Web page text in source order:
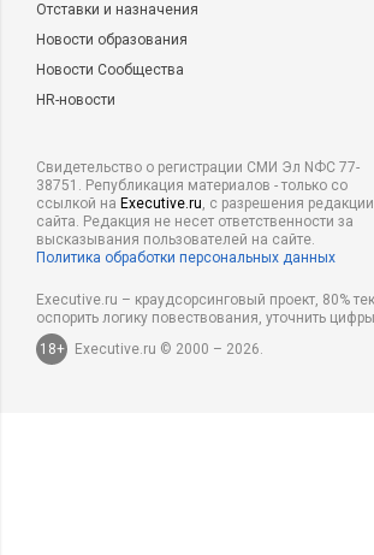
Отставки и назначения
Новости образования
Новости Сообщества
HR-новости
Свидетельство о регистрации СМИ Эл NФС 77-
38751. Републикация материалов - только со
ссылкой на Executive.ru, с разрешения редакции
сайта. Редакция не несет ответственности за
высказывания пользователей на сайте.
Политика обработки персональных данных
Executive.ru – краудсорсинговый проект, 80%
оспорить логику повествования, уточнить
18+
Executive.ru © 2000 – 2026.